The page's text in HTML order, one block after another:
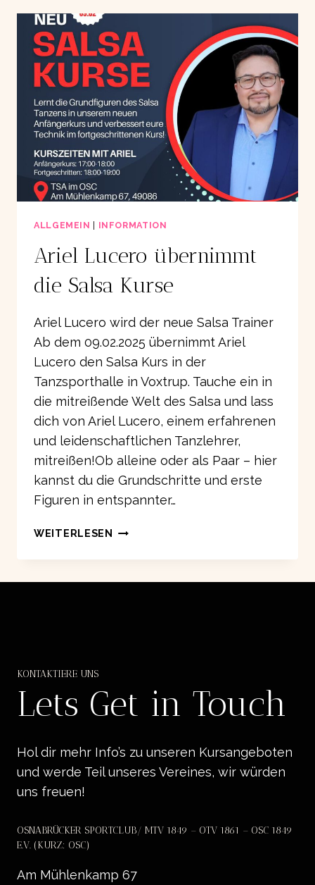
ALLGEMEIN INFORMATION
Ariel Lucero übernimmt
die Salsa Kurse
Ariel Lucero wird der neue Salsa Trainer
Ab dem 09.02.2025 übernimmt Ariel
Lucero den Salsa Kurs in der
Tanzsporthalle in Voxtrup. Tauche ein in
die mitreißende Welt des Salsa und lass
dich von Ariel Lucero, einem erfahrenen
und leidenschaftlichen Tanzlehrer,
mitreißen!Ob alleine oder als Paar – hier
kannst du die Grundschritte und erste
Figuren in entspannter…
WEITERLESEN ARIEL
ÜBERNIMMT
DIE
KONTAKTIERE UNS
Lets Get in Touch
Hol dir mehr Info’s zu unseren Kursangeboten
und werde Teil unseres Vereines, wir würden
uns freuen!
OSNABRÜCKER SPORTCLUB/ MTV 1849 – OTV 1861 – OSC 1849
E.V. (KURZ: OSC)
Am Mühlenkamp 67